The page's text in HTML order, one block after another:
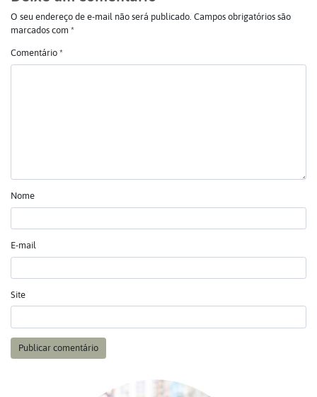
O seu endereço de e-mail não será publicado. Campos obrigatórios são
marcados com *
Comentário *
Nome
E-mail
Site